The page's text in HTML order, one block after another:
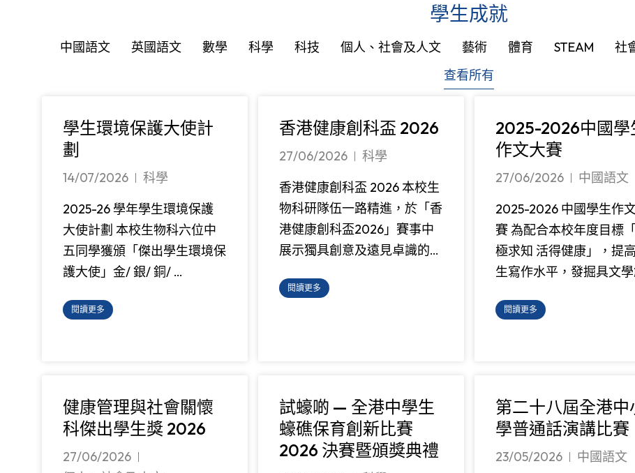
學生成就
查看所有
藝術
中國語文 英國語文 數學 個人、社會及人文 體育
科學 社
STEAM
科技
學生環境保護大使計
劃
14/07/2026
科學
2025-26 學年學生環境保護
大使計劃 本校生物科六位中
五同學獲頒「傑出學生環境保
護大使」金/ 銀/ 銅/ …
閱讀更多
香港健康創科盃 2026
27/06/2026
科學
香港健康創科盃 2026 本校生
物科研隊伍一路精進，於「香
港健康創科盃2026」賽事中
展示獨具創意及遠見卓識的…
閱讀更多
2025-2026中國學
作文大賽
27/06/2026
中國語文
2025-2026 中國學生作
賽 為配合本校年度目標
極求知 活得健康」，提
生寫作水平，發掘具文
閱讀更多
健康管理與社會關懷
科傑出學生獎 2026
27/06/2026
試蠔啲 — 全港中學生
蠔礁保育創新比賽
2026 決賽暨頒獎典禮
第二十八屆全港中
學普通話演講比賽
23/05/2026
中國語文